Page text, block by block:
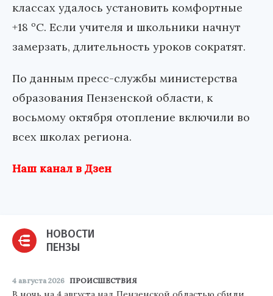
классах удалось установить комфортные
+18 ºС. Если учителя и школьники начнут
замерзать, длительность уроков сократят.
По данным пресс-службы министерства
образования Пензенской области, к
восьмому октября отопление включили во
всех школах региона.
Наш канал в Дзен
НОВОСТИ
ПЕНЗЫ
4 августа 2026 ПРОИСШЕСТВИЯ